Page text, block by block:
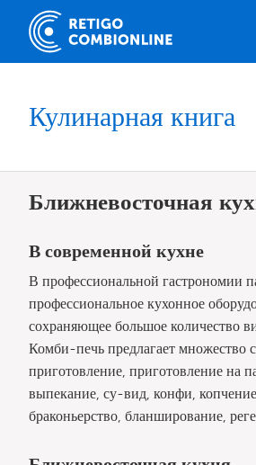
Кулинарная книга
Ближневосточная
В современной кухне
В профессиональной гастрономии
профессиональное кухонное
сохраняющее большое количество
Комби-печь предлагает множество
приготовление, приготовление на
выпекание, су-вид, конфи,
браконьерство, бланширование,